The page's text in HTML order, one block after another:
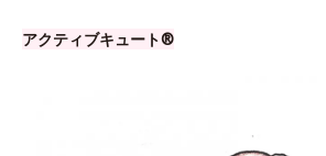
アクティブキュート®